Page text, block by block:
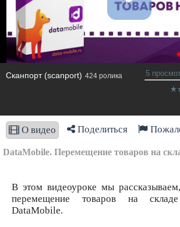
Сканпорт (scanport) 424 ролика 5
О видео Поделиться
DataMobile. Перемещение товаров на
В этом видеоуроке мы
перемещение товаров на
DataMobile.